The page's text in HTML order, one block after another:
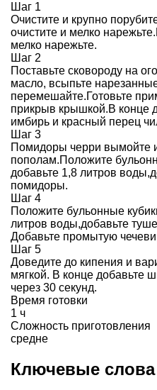
Шаг 1
Очистите и крупно
очистите и мелко
мелко нарежьте.
Шаг 2
Поставьте сковороду на
масло, всыпьте
перемешайте.Готовьте
прикрыв крышкой.В конце
имбирь и красный перец
Шаг 3
Помидоры черри вымойте
пополам.Положите
добавьте 1,8 литров
помидоры.
Шаг 4
Положите бульонные
литров воды,добавьте
Добавьте промытую
Шаг 5
Доведите до кипения и
мягкой. В конце добавьте
через 30 секунд.
Время готовки
1 ч
Сложность приготовления
средне
Ключевые слова